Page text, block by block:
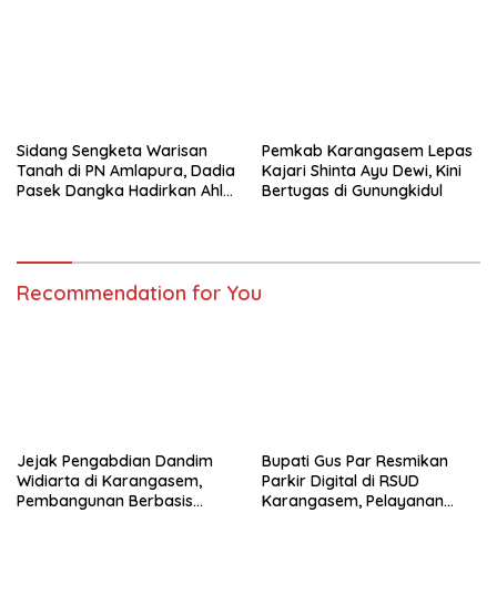
Sidang Sengketa Warisan
Tanah di PN Amlapura, Dadia
Pasek Dangka Hadirkan Ahli
Pemkab Karangasem Lepas
Kajari Shinta Ayu Dewi, Kini
Bertugas di Gunungkidul
Recommendation for You
Jejak Pengabdian Dandim
Widiarta di Karangasem,
Pembangunan Berbasis
Bupati Gus Par Resmikan
Parkir Digital di RSUD
Karangasem, Pelayanan